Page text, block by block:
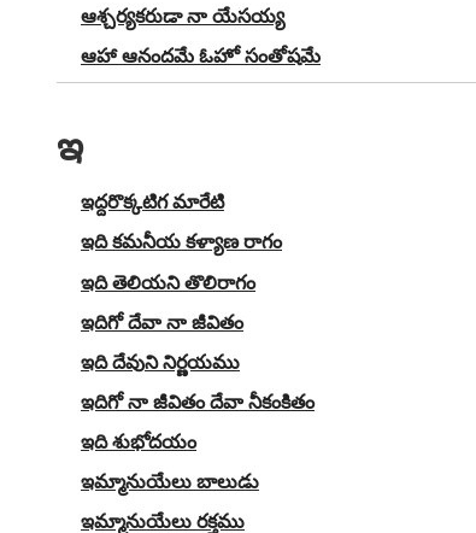
ఆశ్చర్యకరుడా నా యేసయ్య
ఆహా ఆనందమే ఓహో సంతోషమే
ఇ
ఇద్దరొక్కటిగ మారేటి
ఇది కమనీయ కళ్యాణ రాగం
ఇది తెలియని తొలిరాగం
ఇదిగో దేవా నా జీవితం
ఇది దేవుని నిర్ణయము
ఇదిగో నా జీవితం దేవా నీకంకితం
ఇది శుభోదయం
ఇమ్మానుయేలు బాలుడు
ఇమ్మానుయేలు రక్తము